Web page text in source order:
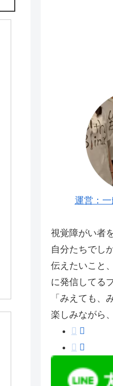
運営：
視覚障がい者
自分たちでし
伝えたいこと
に発信してる
「みえても、
楽しみながら